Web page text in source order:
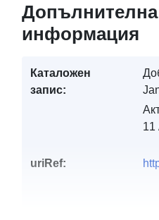
Допълнителна
информация
Каталожен
запис:
11
uriRef: